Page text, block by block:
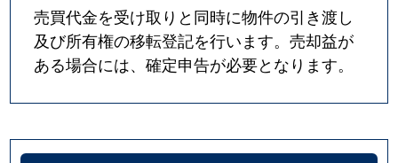
売買代金を受け取りと同時に物件の引き渡し
及び所有権の移転登記を行います。売却益が
ある場合には、確定申告が必要となります。